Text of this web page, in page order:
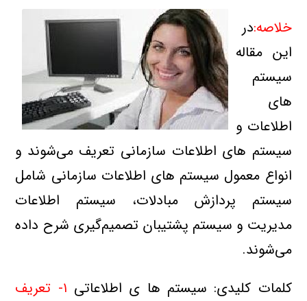
خلاصه:در
اين مقاله
سيستم
هاي
اطلاعات و
سيستم هاي اطلاعات سازماني تعريف مي‌شوند و
انواع معمول سيستم هاي اطلاعات سازماني شامل
سيستم‌ پردازش مبادلات، سيستم اطلاعات
مديريت و سيستم پشتيبان تصميم‌گيري شرح داده
مي‌شوند.
کلمات کلیدی: سیستم ها ی اطلاعاتی ۱- تعريف